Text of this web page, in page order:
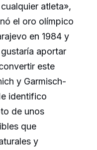
atleta»,
el oro olímpico
en 1984 y
aportar
este
y Garmisch-
identifico
de unos
que
y